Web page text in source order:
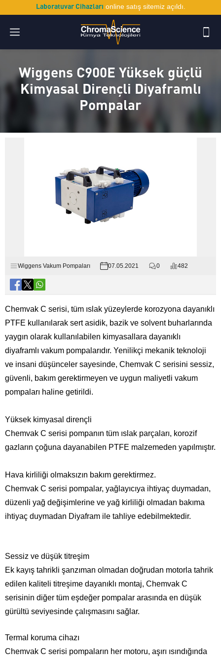
Laboratuvar Cihazları online satış sitemiz açıldı.
Wiggens C900E Yüksek güçlü
Kimyasal Dirençli Diyaframlı
Pompalar
Wiggens Vakum Pompaları 07.05.2021 0 482
Chemvak C serisi, tüm ıslak yüzeylerde korozyona dayanıklı
PTFE kullanılarak sert asidik, bazik ve solvent buharlarında
yaygın olarak kullanılabilen kimyasallara dayanıklı
diyaframlı vakum pompalarıdır. Yenilikçi mekanik teknoloji
ve insani düşünceler sayesinde, Chemvak C serisini sessiz,
güvenli, bakım gerektirmeyen ve uygun maliyetli vakum
pompaları haline getirildi.
Yüksek kimyasal dirençli
Chemvak C serisi pompanın tüm ıslak parçaları, korozif
gazların çoğuna dayanabilen PTFE malzemeden yapılmıştır.
Hava kirliliği olmaksızın bakım gerektirmez.
Chemvak C serisi pompalar, yağlayıcıya ihtiyaç duymadan,
düzenli yağ değişimlerine ve yağ kirliliği olmadan bakıma
ihtiyaç duymadan Diyafram ile tahliye edebilmektedir.
Sessiz ve düşük titreşim
Ek kayış tahrikli şanzıman olmadan doğrudan motorla tahrik
edilen kaliteli titreşime dayanıklı montaj, Chemvak C
serisinin diğer tüm eşdeğer pompalar arasında en düşük
gürültü seviyesinde çalışmasını sağlar.
Termal koruma cihazı
Chemvak C serisi pompaların her motoru, aşırı ısındığında